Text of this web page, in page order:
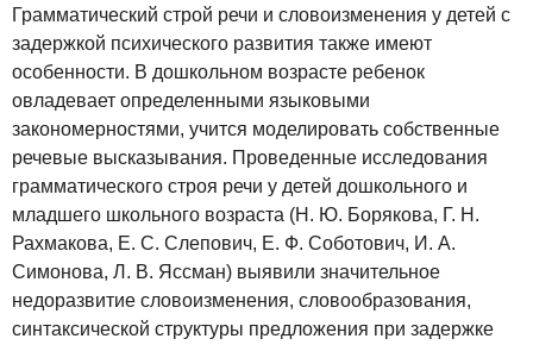
Грамматический строй речи и словоизменения у детей с
задержкой психического развития также имеют
особенности. В дошкольном возрасте ребенок
овладевает определенными языковыми
закономерностями, учится моделировать собственные
речевые высказывания. Проведенные исследования
грамматического строя речи у детей дошкольного и
младшего школьного возраста (Н. Ю. Борякова, Г. Н.
Рахмакова, Е. С. Слепович, Е. Ф. Соботович, И. А.
Симонова, Л. В. Яссман) выявили значительное
недоразвитие словоизменения, словообразования,
синтаксической структуры предложения при задержке